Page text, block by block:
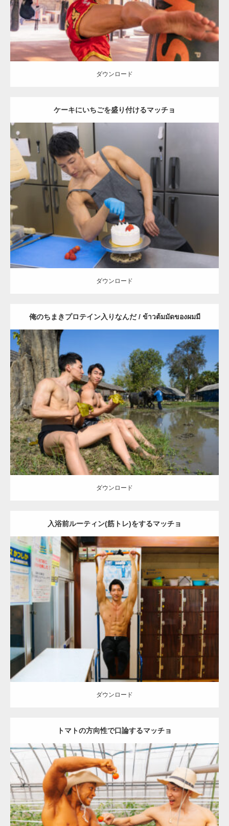
ダウンロード
ダウンロード
ケーキにいちごを盛り付けるマッチョ
Update:2023.02.11
Category: ケーキ屋さんのマッチョ オレンジの人
ョ)
和白 (福岡)
ダウンロード
ダウンロード
俺のちまきプロテイン入りなんだ / ข้าวต้มมัดของผมมี
Update: 2023.02.25
Category: 水牛とマッチョ（タイ） Wacharaphop Tupsuk (Aun) /ウ
ンさん (タイ人)
AKIHITO(細マッチョ) SOSUKE 肩 マッチョをつかま
えて スパンブリー県 (タイ)
ダウンロード
ダウンロード
入浴前ルーティン(筋トレ)をするマッチョ
Update:2023.02.11
Category: その他 AKIHITO(細マッチョ) 腹筋 葛飾 (東京)
ダウンロード
トマトの方向性で口論するマッチョ
Update:2023.02.11
Category: トマト農家のマッチョ オレンジの人 ONIKKY(デカいよ)
AKIHITO(細マッチョ) 上腕三頭筋 腹筋 唐津 (佐賀)